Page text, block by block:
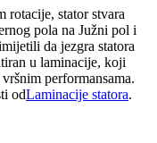
rotacije, stator stvara
pola na Južni pol i
da jezgra statora
u laminacije, koji
performansama.
odLaminacije statora.